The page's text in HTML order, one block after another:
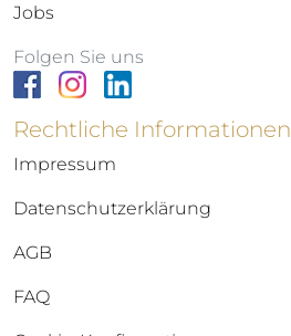
Jobs
Folgen Sie uns
Rechtliche Informationen
Impressum
Datenschutzerklärung
AGB
FAQ